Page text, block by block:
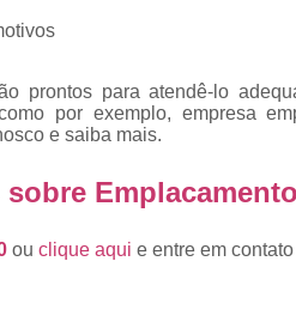
prontos para atendê-lo
por exemplo, empresa
e saiba mais.
sobre
ou clique aqui e entre em